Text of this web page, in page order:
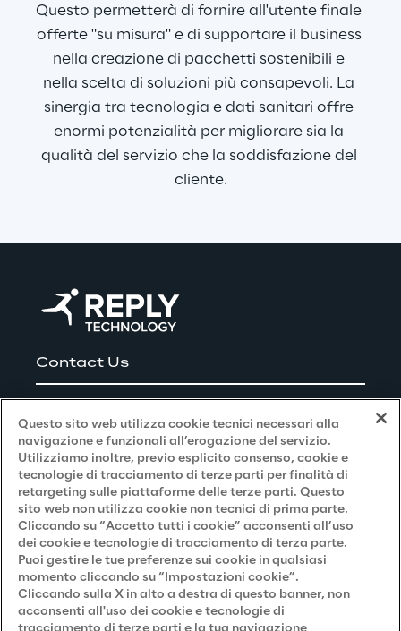
raccolti feedback dagli utenti reali,
migliorando il design iterativamente.
Progettazione dell'infrastruttura per
la gestione dei dati: È stata progettata
un'infrastruttura dati sicura e scalabile,
utilizzando MySQL per la gestione dei
dati e AWS per scalabilità e sicurezza.
Sono state pianificate strategie di
realizzazione, sono state sviluppate le
funzionalità con Python e Angular. Il
deployment è stato gestito con Jenkins
del progetto è stata creata per
facilitare l'adozione e il knowledge
sharing. È stato implementato il
protocollo OAuth 2.0 per
l'autenticazione sicura e sviluppato
richieste alle API di Google FIT, con test
specifici per garantire un'integrazione
fluida. Infine, per la messa in
produzione è stato utilizzato Jenkins e
Docker per il deployment continuo,
Questo permetterà di fornire all'utente finale
offerte "su misura" e di supportare il business
nella creazione di pacchetti sostenibili e
nella scelta di soluzioni più consapevoli. La
sinergia tra tecnologia e dati sanitari offre
enormi potenzialità per migliorare sia la
qualità del servizio che la soddisfazione del
cliente.
Contact Us
Privacy and Legal
Privacy & Cookie Policy
Privacy Notice(Candidato)
Privacy Notice(Cliente)
Privacy Notice(Fornitore)
Questo sito web utilizza cookie tecnici necessari alla
navigazione e funzionali all’erogazione del servizio.
Utilizziamo inoltre, previo esplicito consenso, cookie e
tecnologie di tracciamento di terze parti per finalità di
retargeting sulle piattaforme delle terze parti. Questo
sito web non utilizza cookie non tecnici di prima parte.
Cliccando su “Accetto tutti i cookie” acconsenti all’uso
dei cookie e tecnologie di tracciamento di terza parte.
Puoi gestire le tue preferenze sui cookie in qualsiasi
momento cliccando su “Impostazioni cookie”.
Cliccando sulla X in alto a destra di questo banner, non
acconsenti all'uso dei cookie e tecnologie di